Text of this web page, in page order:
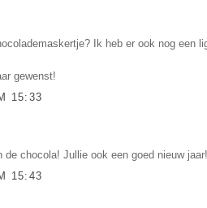
Ik heb er ook nog een
gewenst!
15:33
de chocola! Jullie ook een goed nieuw jaar!
15:43